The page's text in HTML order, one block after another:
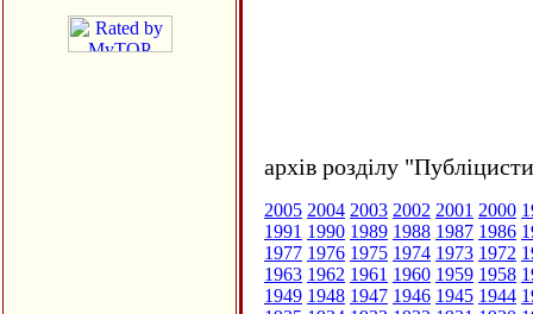
архів розділу
2005 2004 2003 2002 2001 2000
1991 1990 1989 1988 1987 1986
1977 1976 1975 1974 1973 1972
1963 1962 1961 1960 1959 1958
1949 1948 1947 1946 1945 1944